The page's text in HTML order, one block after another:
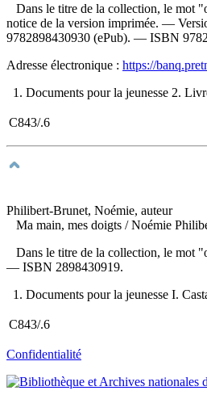
Dans le titre de la collection, le mot
notice de la version imprimée. —
9782898430930 (ePub). — ISBN
Adresse électronique : https://
1. Documents pour la jeunesse 2.
C843/.6
Philibert-Brunet, Noémie, auteur
Ma main, mes doigts / Noémie
Dans le titre de la collection, le mot
— ISBN 2898430919.
1. Documents pour la jeunesse I.
C843/.6
Confidentialité